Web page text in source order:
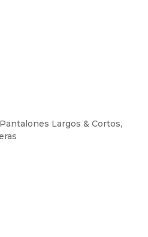
Largos & Cortos,